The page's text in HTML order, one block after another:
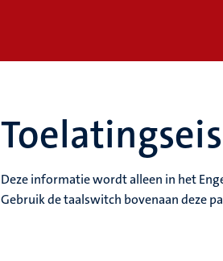
Deze informatie wordt alleen in het
Gebruik de taalswitch bovenaan deze